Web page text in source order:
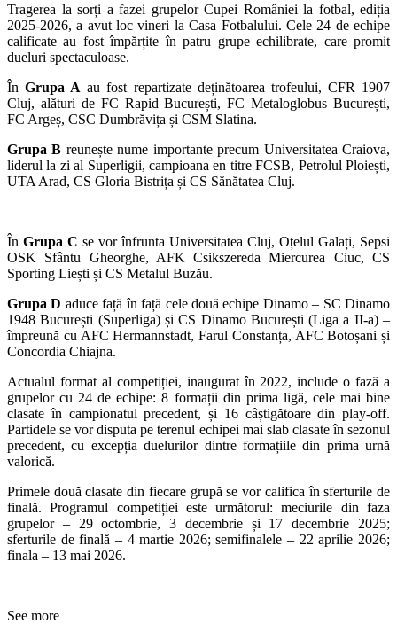
Tragerea la sorți a fazei grupelor Cupei României la fotbal, ediția
2025-2026, a avut loc vineri la Casa Fotbalului. Cele 24 de echipe
calificate au fost împărțite în patru grupe echilibrate, care promit
dueluri spectaculoase.
ÎnGrupa A au fost repartizate deținătoarea trofeului, CFR 1907
Cluj, alături de FC Rapid București, FC Metaloglobus București,
FC Argeș, CSC Dumbrăvița și CSM Slatina.
Grupa B reunește nume importante precum Universitatea Craiova,
liderul la zi al Superligii, campioana en titre FCSB, Petrolul Ploiești,
UTA Arad, CS Gloria Bistrița și CS Sănătatea Cluj.
În Grupa C se vor înfrunta Universitatea Cluj, Oțelul Galați, Sepsi
OSK Sfântu Gheorghe, AFK Csikszereda Miercurea Ciuc, CS
Sporting Liești și CS Metalul Buzău.
Grupa D aduce față în față cele două echipe Dinamo – SC Dinamo
1948 București (Superliga) și CS Dinamo București (Liga a II-a) –
împreună cu AFC Hermannstadt, Farul Constanța, AFC Botoșani și
Concordia Chiajna.
Actualul format al competiției, inaugurat în 2022, include o fază a
grupelor cu 24 de echipe: 8 formații din prima ligă, cele mai bine
clasate în campionatul precedent, și 16 câștigătoare din play-off.
Partidele se vor disputa pe terenul echipei mai slab clasate în sezonul
precedent, cu excepția duelurilor dintre formațiile din prima urnă
valorică.
Primele două clasate din fiecare grupă se vor califica în sferturile de
finală. Programul competiției este următorul: meciurile din faza
grupelor – 29 octombrie, 3 decembrie și 17 decembrie 2025;
sferturile de finală – 4 martie 2026; semifinalele – 22 aprilie 2026;
finala – 13 mai 2026.
See more